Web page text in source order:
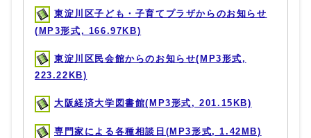
東淀川区子ども・子育てプラザからのお知らせ
(MP3形式, 166.97KB)
東淀川区民会館からのお知らせ(MP3形式,
223.22KB)
大阪経済大学図書館(MP3形式, 201.15KB)
専門家による各種相談日(MP3形式, 1.42MB)